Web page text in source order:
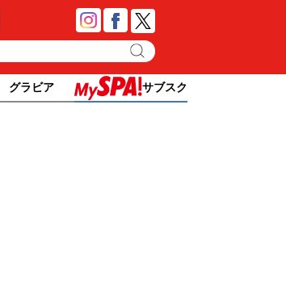
グラビア サブスク